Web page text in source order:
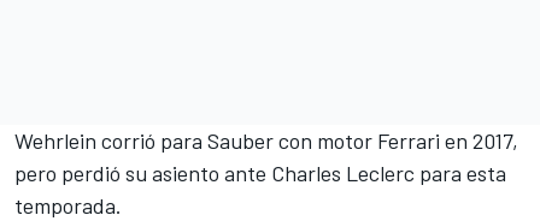
Wehrlein corrió para Sauber con motor Ferrari en 2017,
pero perdió su asiento ante Charles Leclerc para esta
temporada.